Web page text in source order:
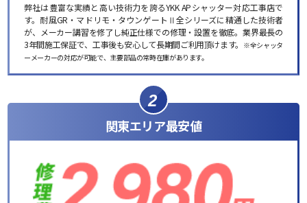
弊社は豊富な実績と高い技術力を誇るYKK APシャッター対応工事店で
す。耐風GR・マドリモ・タウンゲートⅡ全シリーズに精通した技術者
が、メーカー講習を修了し純正仕様での修理・設置を徹底。業界最長の
3年間施工保証で、工事後も安心して長期間ご利用頂けます。 ※全シャッタ
ーメーカーの対応が可能で、主要部品の常時在庫があります。
2
関東エリア最安値